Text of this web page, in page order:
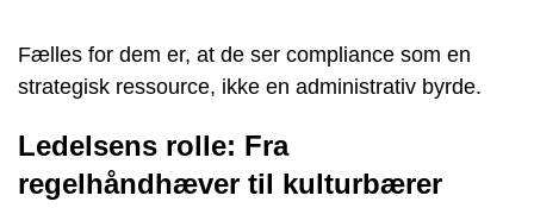
Fælles for dem er, at de ser compliance som en
strategisk ressource, ikke en administrativ byrde.
Ledelsens rolle: Fra
regelhåndhæver til kulturbærer